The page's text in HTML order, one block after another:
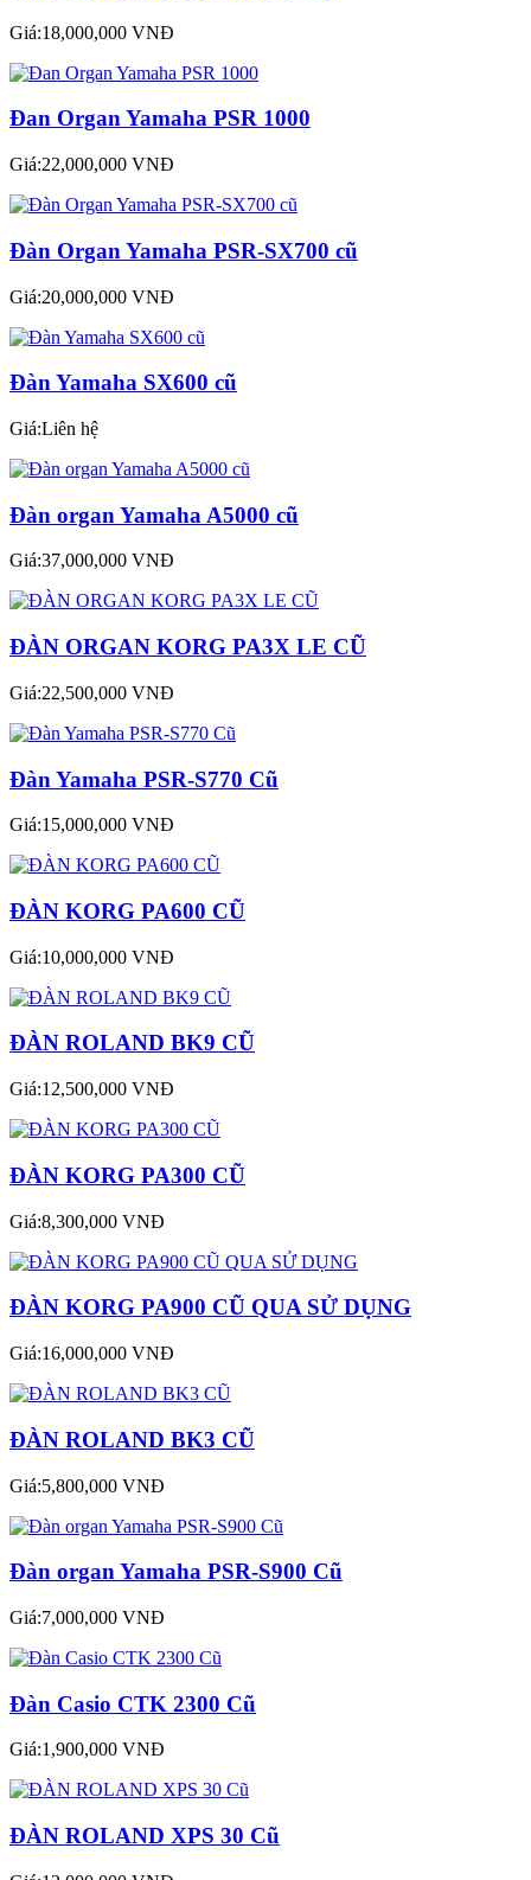
Giá:18,000,000 VNĐ
Đan Organ Yamaha PSR 1000
Giá:22,000,000 VNĐ
Đàn Organ Yamaha PSR-SX700 cũ
Giá:20,000,000 VNĐ
Đàn Yamaha SX600 cũ
Giá:Liên hệ
Đàn organ Yamaha A5000 cũ
Giá:37,000,000 VNĐ
ĐÀN ORGAN KORG PA3X LE CŨ
Giá:22,500,000 VNĐ
Đàn Yamaha PSR-S770 Cũ
Giá:15,000,000 VNĐ
ĐÀN KORG PA600 CŨ
Giá:10,000,000 VNĐ
ĐÀN ROLAND BK9 CŨ
Giá:12,500,000 VNĐ
ĐÀN KORG PA300 CŨ
Giá:8,300,000 VNĐ
ĐÀN KORG PA900 CŨ QUA SỬ DỤNG
Giá:16,000,000 VNĐ
ĐÀN ROLAND BK3 CŨ
Giá:5,800,000 VNĐ
Đàn organ Yamaha PSR-S900 Cũ
Giá:7,000,000 VNĐ
Đàn Casio CTK 2300 Cũ
Giá:1,900,000 VNĐ
ĐÀN ROLAND XPS 30 Cũ